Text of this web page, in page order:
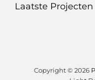
Laatste Projecten
Copyright © 2026